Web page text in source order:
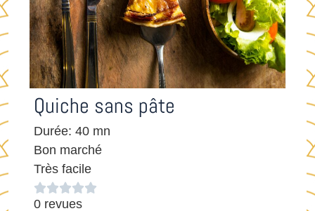
Quiche sans pâte
Durée: 40 mn
Bon marché
Très facile

0 revues